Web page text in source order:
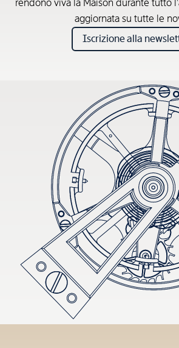
rendono viva la Maison durante tutto
aggiornata su tutte le
Iscrizione alla